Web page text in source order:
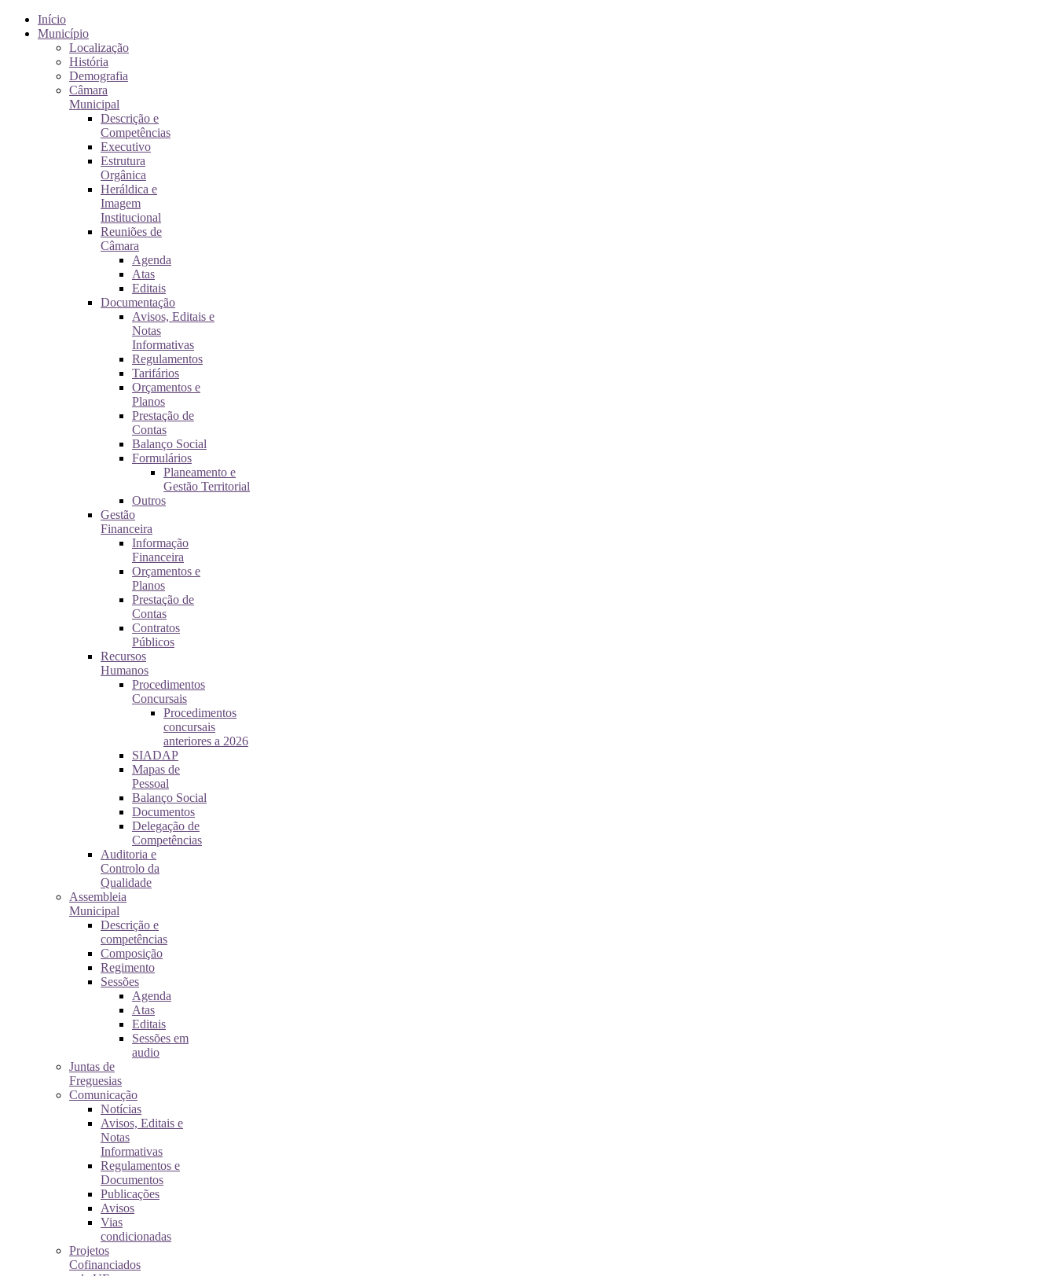
Início
Município
Localização
História
Demografia
Câmara
Municipal
Descrição e
Competências
Executivo
Estrutura
Orgânica
Heráldica e
Imagem
Institucional
Reuniões de
Câmara
Agenda
Atas
Editais
Documentação
Avisos, Editais e
Notas
Informativas
Regulamentos
Tarifários
Orçamentos e
Planos
Prestação de
Contas
Balanço Social
Formulários
Planeamento e
Gestão Territorial
Outros
Gestão
Financeira
Informação
Financeira
Orçamentos e
Planos
Prestação de
Contas
Contratos
Públicos
Recursos
Humanos
Procedimentos
Concursais
Procedimentos
concursais
anteriores a 2026
SIADAP
Mapas de
Pessoal
Balanço Social
Documentos
Delegação de
Competências
Auditoria e
Controlo da
Qualidade
Assembleia
Municipal
Descrição e
competências
Composição
Regimento
Sessões
Agenda
Atas
Editais
Sessões em
audio
Juntas de
Freguesias
Comunicação
Notícias
Avisos, Editais e
Notas
Informativas
Regulamentos e
Documentos
Publicações
Avisos
Vias
condicionadas
Projetos
Cofinanciados